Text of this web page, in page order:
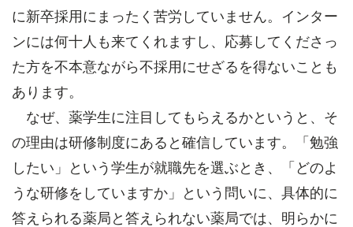
に新卒採用にまったく苦労していません。インター
ンには何十人も来てくれますし、応募してくださっ
た方を不本意ながら不採用にせざるを得ないことも
あります。
なぜ、薬学生に注目してもらえるかというと、そ
の理由は研修制度にあると確信しています。「勉強
したい」という学生が就職先を選ぶとき、「どのよ
うな研修をしていますか」という問いに、具体的に
答えられる薬局と答えられない薬局では、明らかに